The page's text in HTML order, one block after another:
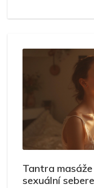
Tantra
sexuální